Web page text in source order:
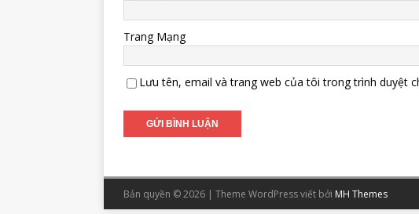
Trang Mạng
Lưu tên, email và trang web của tôi trong trình duyệt
Bản quyền © 2026 | Theme WordPress viết bởi MH Themes